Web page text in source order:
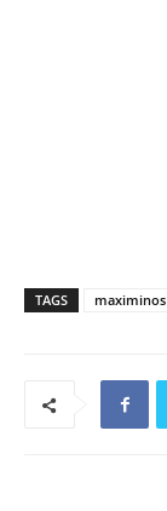
TAGS maximinos